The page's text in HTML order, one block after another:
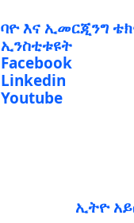
ባዮ እና ኢመርጂንግ
ኢንስቲቱዩት
Facebook
Linkedin
Youtube
ኢትዮ